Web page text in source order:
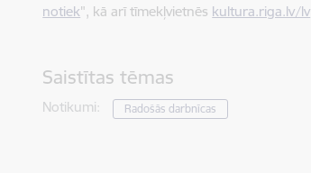
notiek", kā arī tīmekļvietnēs kultura.riga.lv/lv
Saistītas tēmas
Notikumi: Radošās darbnīcas